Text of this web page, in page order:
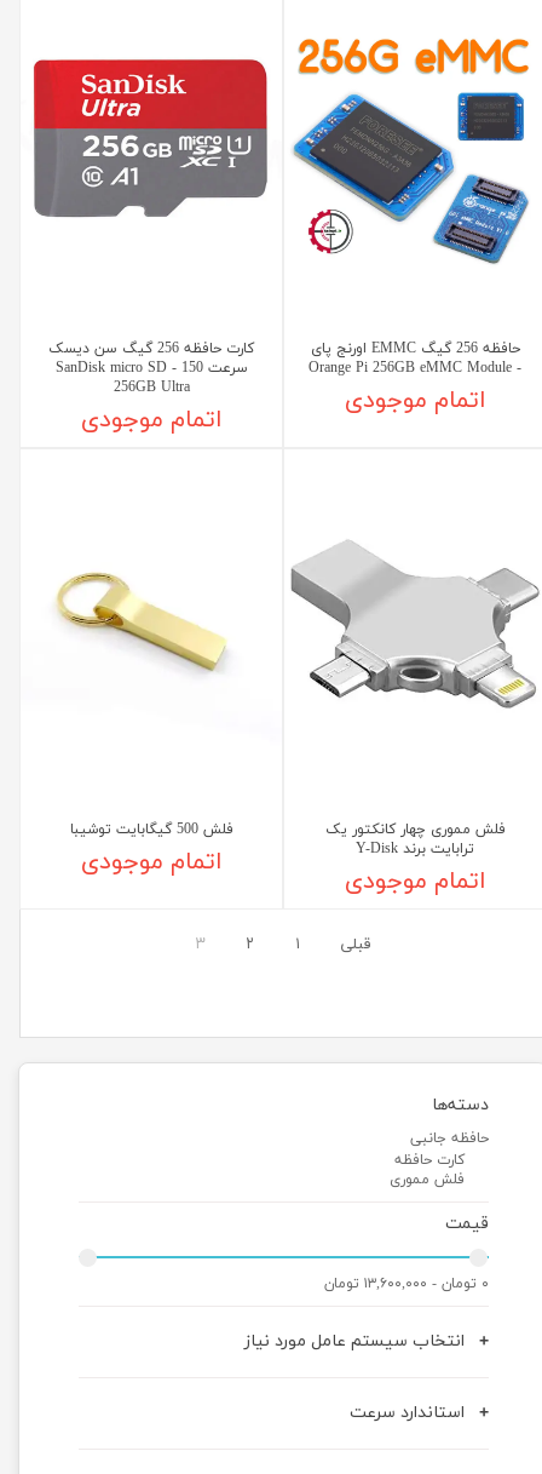
دسته‌ها
حافظه جانبی
کارت حافظه
فلش مموری
قیمت
۰ تومان - ۱۳,۶۰۰,۰۰۰ تومان
انتخاب سیستم عامل مورد نیاز
استاندارد سرعت
حافظه 256 گیگ EMMC اورنج پای
- Orange Pi 256GB eMMC Module
اتمام موجودی
کارت حافظه 256 گیگ سن دیسک
سرعت 150 - SanDisk micro SD
256GB Ultra
اتمام موجودی
فلش مموری چهار کانکتور یک
ترابایت برند Y-Disk
اتمام موجودی
فلش 500 گیگابایت توشیبا
اتمام موجودی
قبلی ۱ ۲ ۳